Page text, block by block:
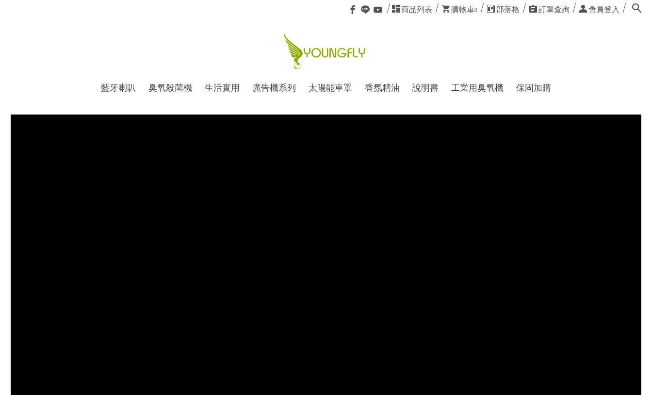
商品列表 購物車0 部落格 訂單查詢 會員登入
藍牙喇叭 臭氧殺菌機 生活實用 廣告機系列 太陽能車罩 香氛精油 說明書 工業用臭氧機 保固加購